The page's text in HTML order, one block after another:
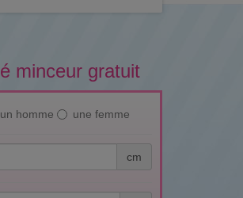
minceur gratuit
un homme une femme
cm